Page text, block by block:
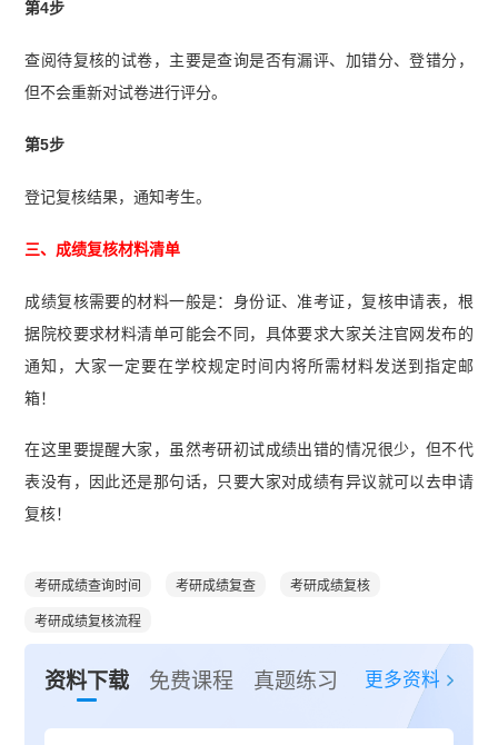
第4步
查阅待复核的试卷，主要是查询是否有漏评、加错分、登错分，
但不会重新对试卷进行评分。
第5步
登记复核结果，通知考生。
三、成绩复核材料清单
成绩复核需要的材料一般是：身份证、准考证，复核申请表，根
据院校要求材料清单可能会不同，具体要求大家关注官网发布的
通知，大家一定要在学校规定时间内将所需材料发送到指定邮
箱！
在这里要提醒大家，虽然考研初试成绩出错的情况很少，但不代
表没有，因此还是那句话，只要大家对成绩有异议就可以去申请
复核！
考研成绩查询时间 考研成绩复查 考研成绩复核
考研成绩复核流程
资料下载 免费课程 真题练习 更多资料